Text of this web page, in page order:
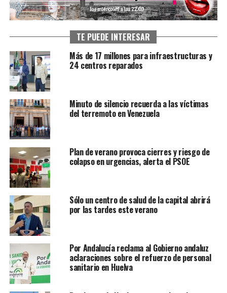
TE PUEDE INTERESAR
Más de 17 millones para infraestructuras y
24 centros reparados
Minuto de silencio recuerda a las víctimas
del terremoto en Venezuela
Plan de verano provoca cierres y riesgo de
colapso en urgencias, alerta el PSOE
Sólo un centro de salud de la capital abrirá
por las tardes este verano
Por Andalucía reclama al Gobierno andaluz
aclaraciones sobre el refuerzo de personal
sanitario en Huelva